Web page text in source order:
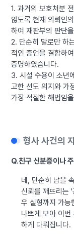
1. 과거의 보호처분
않도록 현재 의뢰인
하여 재판부의 판단
2. 단순히 말로만 하
적인 증언을 결합하
증명하였습니다.
3. 시설 수용이 소년
고한 선도 의지와 가
가장 적절한 해법임
형사 사건의
Q.친구 신분증이나
네, 단순히 남을
신뢰를 깨뜨리는
우 실형까지 가능
나쁘게 보아 이번
하게 다뤄집니다.